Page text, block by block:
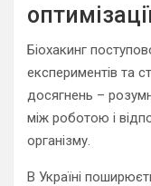
Біохакинг
експериментів та
досягнень –
між роботою і
організму.
В Україні